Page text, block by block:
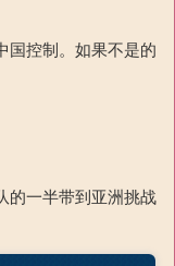
国控制。如果不是的
的一半带到亚洲挑战